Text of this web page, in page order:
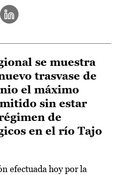
se muestra
trasvase de
el máximo
sin estar
de
en el río Tajo
efectuada hoy por la